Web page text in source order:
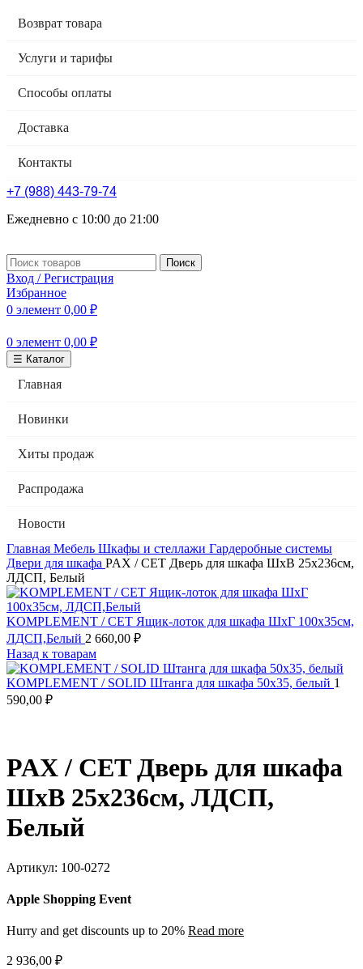
Возврат товара
Услуги и тарифы
Способы оплаты
Доставка
Контакты
+7 (988) 443-79-74
Ежедневно с 10:00 до 21:00
Поиск
Вход / Регистрация
Избранное
0 элемент 0,00 ₽
0 элемент 0,00 ₽
☰ Каталог
Главная
Новинки
Хиты продаж
Распродажа
Новости
Главная Мебель Шкафы и стеллажи Гардеробные системы
Двери для шкафа PAX / CET Дверь для шкафа ШхВ 25х236см,
ЛДСП, Белый
KOMPLEMENT / СЕТ Ящик-лоток для шкафа ШхГ 100х35см,
ЛДСП,Белый 2 660,00 ₽
Назад к товарам
KOMPLEMENT / SOLID Штанга для шкафа 50х35, белый 1
590,00 ₽
PAX / CET Дверь для шкафа
ШхВ 25х236см, ЛДСП,
Белый
Артикул: 100-0272
Apple Shopping Event
Hurry and get discounts up to 20% Read more
2 936,00 ₽